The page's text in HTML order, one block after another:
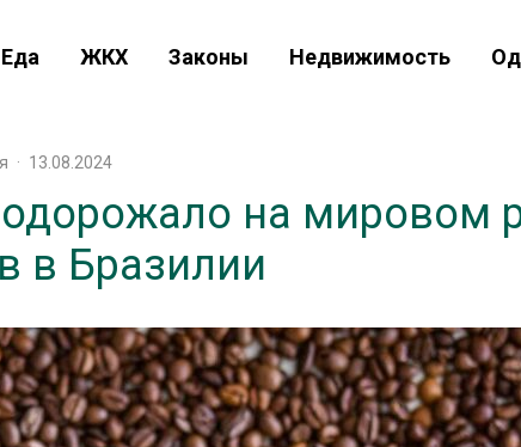
Еда ЖКХ Законы Недвижимость
· 13.08.2024
на мировом
в Бразилии